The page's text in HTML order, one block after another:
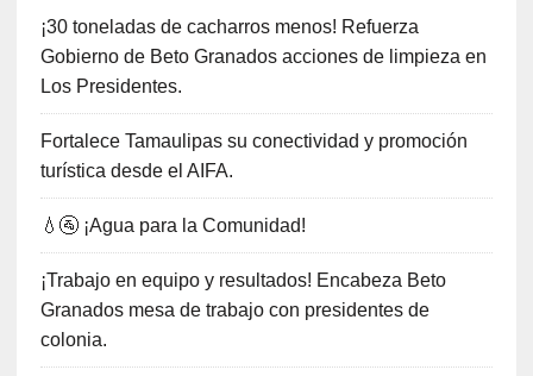
¡30 toneladas de cacharros menos! Refuerza
Gobierno de Beto Granados acciones de limpieza en
Los Presidentes.
Fortalece Tamaulipas su conectividad y promoción
turística desde el AIFA.
💧🚰 ¡Agua para la Comunidad!
¡Trabajo en equipo y resultados! Encabeza Beto
Granados mesa de trabajo con presidentes de
colonia.